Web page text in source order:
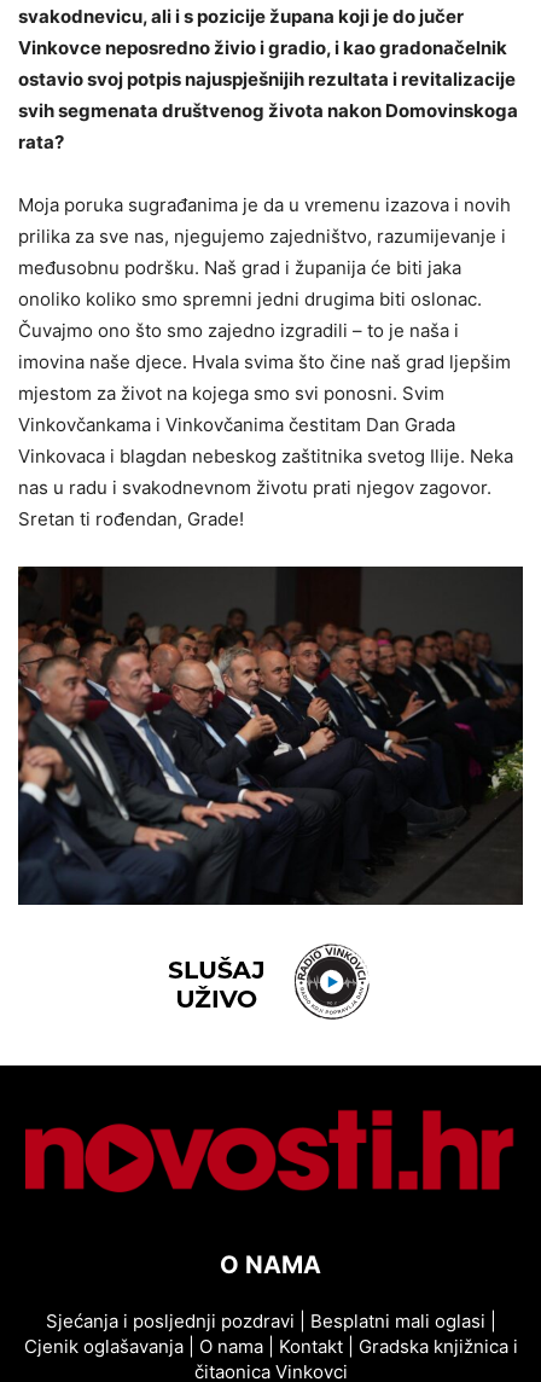
svakodnevicu, ali i s pozicije župana koji je do jučer
Vinkovce neposredno živio i gradio, i kao gradonačelnik
ostavio svoj potpis najuspješnijih rezultata i revitalizacije
svih segmenata društvenog života nakon Domovinskoga
rata?
Moja poruka sugrađanima je da u vremenu izazova i novih
prilika za sve nas, njegujemo zajedništvo, razumijevanje i
međusobnu podršku. Naš grad i županija će biti jaka
onoliko koliko smo spremni jedni drugima biti oslonac.
Čuvajmo ono što smo zajedno izgradili – to je naša i
imovina naše djece. Hvala svima što čine naš grad ljepšim
mjestom za život na kojega smo svi ponosni. Svim
Vinkovčankama i Vinkovčanima čestitam Dan Grada
Vinkovaca i blagdan nebeskog zaštitnika svetog Ilije. Neka
nas u radu i svakodnevnom životu prati njegov zagovor.
Sretan ti rođendan, Grade!
O NAMA
Sjećanja i posljednji pozdravi Besplatni mali oglasi
Cjenik oglašavanja| O nama| Kontakt| Gradska knjižnica i
čitaonica Vinkovci